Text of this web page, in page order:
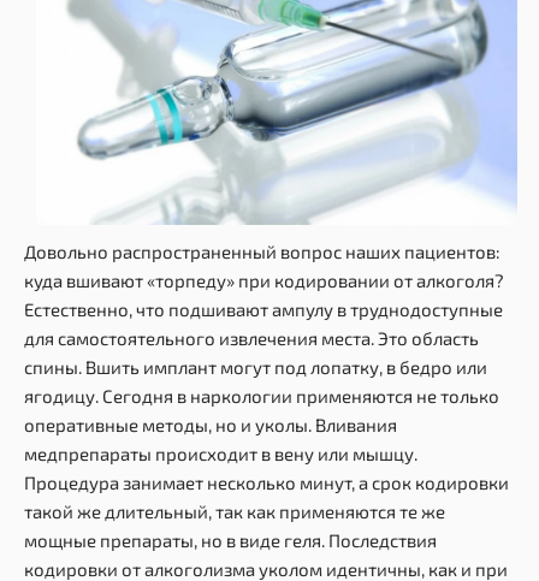
Довольно распространенный вопрос наших пациентов:
куда вшивают «торпеду» при кодировании от алкоголя?
Естественно, что подшивают ампулу в труднодоступные
для самостоятельного извлечения места. Это область
спины. Вшить имплант могут под лопатку, в бедро или
ягодицу. Сегодня в наркологии применяются не только
оперативные методы, но и уколы. Вливания
медпрепараты происходит в вену или мышцу.
Процедура занимает несколько минут, а срок кодировки
такой же длительный, так как применяются те же
мощные препараты, но в виде геля. Последствия
кодировки от алкоголизма уколом идентичны, как и при